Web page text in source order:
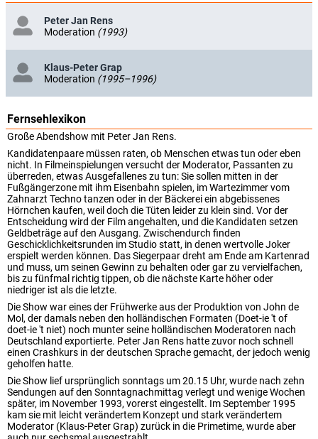
Peter Jan Rens
Moderation (1993)
Klaus-Peter Grap
Moderation (1995–1996)
Fernsehlexikon
Große Abendshow mit Peter Jan Rens.
Kandidatenpaare müssen raten, ob Menschen etwas tun oder eben
nicht. In Filmeinspielungen versucht der Moderator, Passanten zu
überreden, etwas Ausgefallenes zu tun: Sie sollen mitten in der
Fußgängerzone mit ihm Eisenbahn spielen, im Wartezimmer vom
Zahnarzt Techno tanzen oder in der Bäckerei ein abgebissenes
Hörnchen kaufen, weil doch die Tüten leider zu klein sind. Vor der
Entscheidung wird der Film angehalten, und die Kandidaten setzen
Geldbeträge auf den Ausgang. Zwischendurch finden
Geschicklichkeitsrunden im Studio statt, in denen wertvolle Joker
erspielt werden können. Das Siegerpaar dreht am Ende am Kartenrad
und muss, um seinen Gewinn zu behalten oder gar zu vervielfachen,
bis zu fünfmal richtig tippen, ob die nächste Karte höher oder
niedriger ist als die letzte.
Die Show war eines der Frühwerke aus der Produktion von John de
Mol, der damals neben den holländischen Formaten (Doet-ie 't of
doet-ie 't niet) noch munter seine holländischen Moderatoren nach
Deutschland exportierte. Peter Jan Rens hatte zuvor noch schnell
einen Crashkurs in der deutschen Sprache gemacht, der jedoch wenig
geholfen hatte.
Die Show lief ursprünglich sonntags um 20.15 Uhr, wurde nach zehn
Sendungen auf den Sonntagnachmittag verlegt und wenige Wochen
später, im November 1993, vorerst eingestellt. Im September 1995
kam sie mit leicht verändertem Konzept und stark verändertem
Moderator (Klaus-Peter Grap) zurück in die Primetime, wurde aber